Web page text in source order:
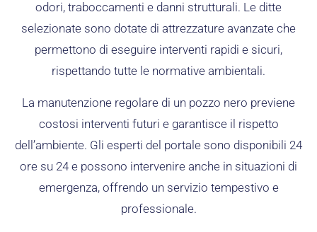
odori, traboccamenti e danni strutturali. Le ditte
selezionate sono dotate di attrezzature avanzate che
permettono di eseguire interventi rapidi e sicuri,
rispettando tutte le normative ambientali.
La manutenzione regolare di un pozzo nero previene
costosi interventi futuri e garantisce il rispetto
dell’ambiente. Gli esperti del portale sono disponibili 24
ore su 24 e possono intervenire anche in situazioni di
emergenza, offrendo un servizio tempestivo e
professionale.